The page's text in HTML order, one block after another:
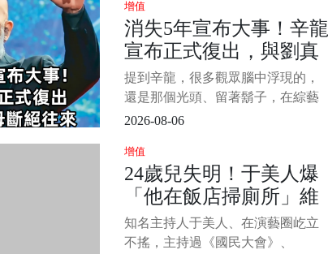
會覺得，血栓這種事，一定是和醫
院有關，要麼是腦梗、要麼是肺栓
塞，和日常生活沒什麼關係。 其
實，身體的信號，往往不是在醫
院，而是在床上最容易被發現。
1/15
增值
消失5年宣布大事！辛龍
宣布正式復出，與劉真
父母斷絕往來，不讓女
兒見阿公阿嫲內幕驚
人！
提到辛龍，很多觀眾腦中浮現的，
還是那個光頭、留著鬍子，在綜藝
節目裡模仿各種歌手逗得全場大笑
的人生像突然被按下暫停鍵。 妻子
劉真因為嚴重主動脈瓣狹窄接受手
術，之後陸續出現心臟功能恢復不
佳、腦部栓塞與出血等狀況，最終
病逝，年僅44歲。 1/5
2026-08-06
增值
24歲兒失明！于美人爆
「他在飯店掃廁所」維
生，不盼紅包只求「別
再花我的錢」
知名主持人于美人、在演藝圈屹立
不搖，主持過《國民大會》、